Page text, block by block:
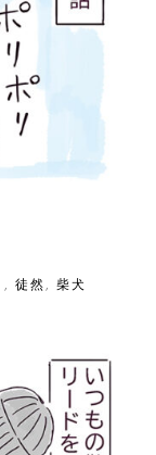
徒然 柴犬